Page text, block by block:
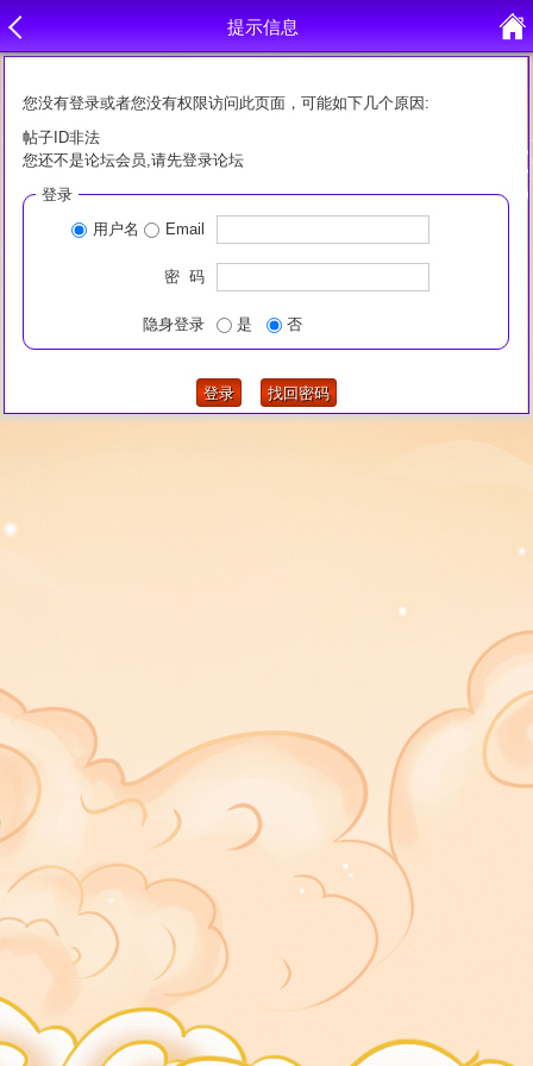
提示信息
您没有登录或者您没有权限访问此页面，可能如下几个原因:
帖子ID非法
您还不是论坛会员,请先登录论坛
登录
用户名
Email
密 码
隐身登录 是 否